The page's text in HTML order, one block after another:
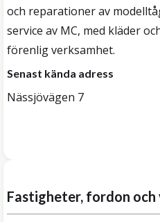
och reparationer av
service av MC, med kläder
förenlig verksamhet.
Senast kända adress
Nässjövägen 7
Fastigheter, fordon och